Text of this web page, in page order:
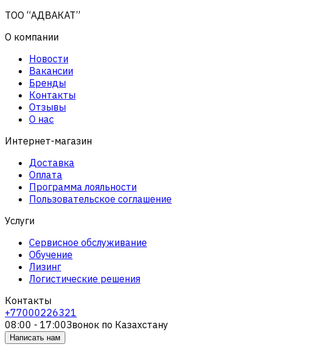
ТОО “АДВАКАТ”
О компании
Новости
Вакансии
Бренды
Контакты
Отзывы
О нас
Интернет-магазин
Доставка
Оплата
Программа лояльности
Пользовательское соглашение
Услуги
Сервисное обслуживание
Обучение
Лизинг
Логистические решения
Контакты
+77000226321
08:00 - 17:00Звонок по Казахстану
Написать нам